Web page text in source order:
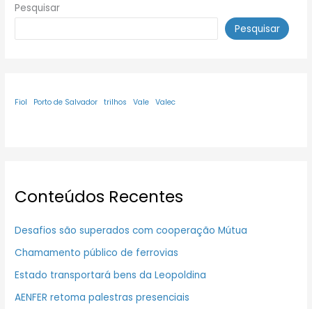
Pesquisar
Pesquisar
Fiol Porto de Salvador trilhos Vale Valec
Conteúdos Recentes
Desafios são superados com cooperação Mútua
Chamamento público de ferrovias
Estado transportará bens da Leopoldina
AENFER retoma palestras presenciais